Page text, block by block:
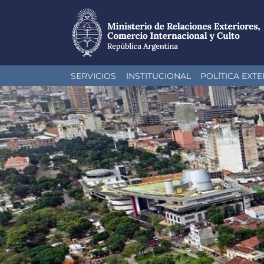
al
contenido
principal
SERVICIOS INSTITUCIONAL POLÍTICA